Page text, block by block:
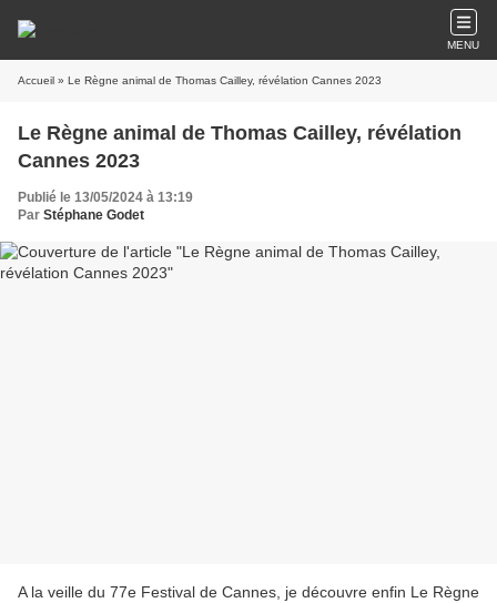
MENU
Accueil » Le Règne animal de Thomas Cailley, révélation Cannes 2023
Le Règne animal de Thomas Cailley, révélation
Cannes 2023
Publié le 13/05/2024 à 13:19
Par Stéphane Godet
A la veille du 77e Festival de Cannes, je découvre enfin Le Règne